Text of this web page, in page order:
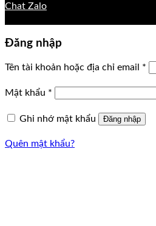
Chat Zalo
Đăng nhập
Tên tài khoản hoặc địa chỉ email *
Mật khẩu *
Ghi nhớ mật khẩu Đăng nhập
Quên mật khẩu?